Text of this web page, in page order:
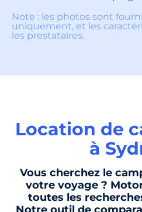
Note : les photos sont
uniquement, et les
les prestataires.
Location de
à
Vous cherchez le
votre voyage ?
toutes les